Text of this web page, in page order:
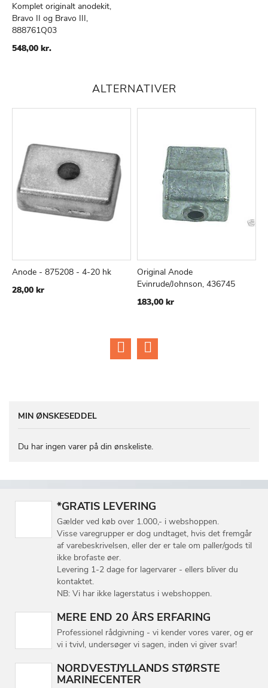
TILFØJ
TIL
ØNSKE
LISTE
SAMMENLIGN
Komplet originalt anodekit,
Bravo II og Bravo III,
888761Q03
548,00 kr.
ALTERNATIVER
SAMMENLIGN
Anode - 875208 - 4-20 hk
28,00 kr
Læg i kurv
TILFØJ
Original Anode
Evinrude/Johnson, 436745
183,00 kr
MIN ØNSKESEDDEL
Du har ingen varer på din ønskeliste.
*GRATIS LEVERING
Gælder ved køb over 1.000,- i webshoppen.
Visse varegrupper er dog undtaget, hvis det fremgår
af varebeskrivelsen, eller der er tale om paller/gods til
ikke brofaste øer.
Levering 1-2 dage for lagervarer - ellers bliver du
kontaktet.
NB: Vi har ikke lagerstatus i webshoppen.
MERE END 20 ÅRS ERFARING
Professionel rådgivning - vi kender vores varer, og er
vi i tvivl, undersøger vi sagen, inden vi giver svar!
NORDVESTJYLLANDS STØRSTE
MARINECENTER